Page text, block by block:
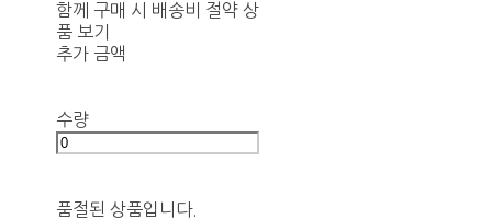
함께 구매 시 배송비 절약 상
품 보기
추가 금액
수량
품절된 상품입니다.